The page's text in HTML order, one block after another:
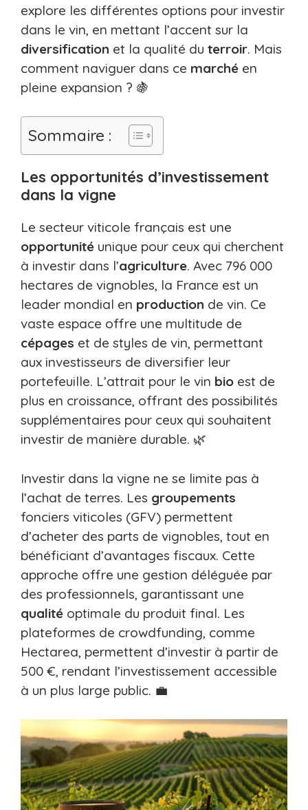
explore les différentes options pour investir
dans le vin, en mettant l’accent sur la
diversification et la qualité du terroir. Mais
comment naviguer dans ce marché en
pleine expansion ? 🍇
Sommaire :
Les opportunités d’investissement
dans la vigne
Le secteur viticole français est une
opportunité unique pour ceux qui cherchent
à investir dans l’agriculture. Avec 796 000
hectares de vignobles, la France est un
leader mondial en production de vin. Ce
vaste espace offre une multitude de
cépages et de styles de vin, permettant
aux investisseurs de diversifier leur
portefeuille. L’attrait pour le vin bio est de
plus en croissance, offrant des possibilités
supplémentaires pour ceux qui souhaitent
investir de manière durable. 🌿
Investir dans la vigne ne se limite pas à
l’achat de terres. Les groupements
fonciers viticoles (GFV) permettent
d’acheter des parts de vignobles, tout en
bénéficiant d’avantages fiscaux. Cette
approche offre une gestion déléguée par
des professionnels, garantissant une
qualité optimale du produit final. Les
plateformes de crowdfunding, comme
Hectarea, permettent d’investir à partir de
500 €, rendant l’investissement accessible
à un plus large public. 💼